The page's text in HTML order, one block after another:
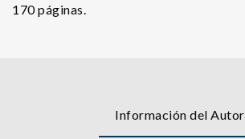
170 páginas.
Información del Autor